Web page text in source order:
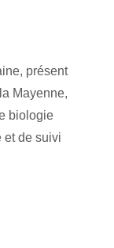
présent
Mayenne,
biologie
et de suivi